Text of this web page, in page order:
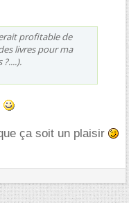
profitable de
livres pour ma
ça soit un plaisir